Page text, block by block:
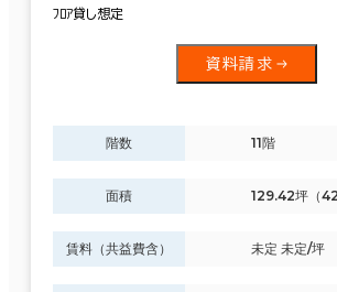
ﾌﾛｱ貸し想定
資料請求
階数 11階
面積 129.42坪（
賃料（共益費含） 未定 未定/坪